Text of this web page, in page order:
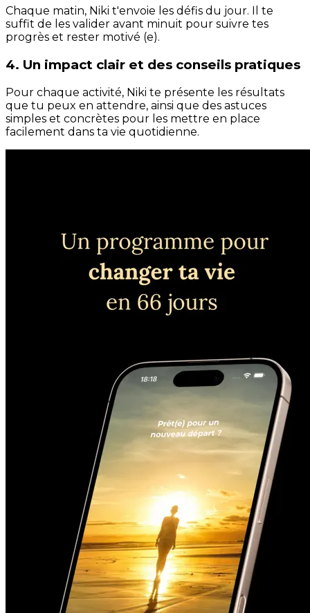
Chaque matin, Niki t'envoie les défis du jour. Il te
suffit de les valider avant minuit pour suivre tes
progrès et rester motivé (e).
4. Un impact clair et des conseils pratiques
Pour chaque activité, Niki te présente les résultats
que tu peux en attendre, ainsi que des astuces
simples et concrètes pour les mettre en place
facilement dans ta vie quotidienne.